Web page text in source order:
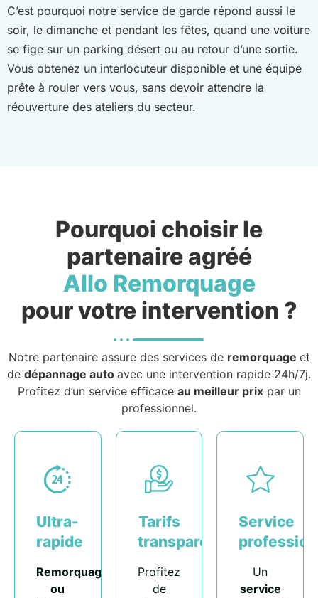
C’est pourquoi notre service de garde répond aussi le
soir, le dimanche et pendant les fêtes, quand une voiture
se fige sur un parking désert ou au retour d’une sortie.
Vous obtenez un interlocuteur disponible et une équipe
prête à rouler vers vous, sans devoir attendre la
réouverture des ateliers du secteur.
Pourquoi choisir le
partenaire agréé
Allo Remorquage
pour votre intervention ?
Notre partenaire assure des services de remorquage et
de dépannage auto avec une intervention rapide 24h/7j.
Profitez d’un service efficace au meilleur prixpar un
professionnel.
Ultra-
rapide
Remorquage
ou
Tarifs
transparents
Profitez
de
Service
Un
service